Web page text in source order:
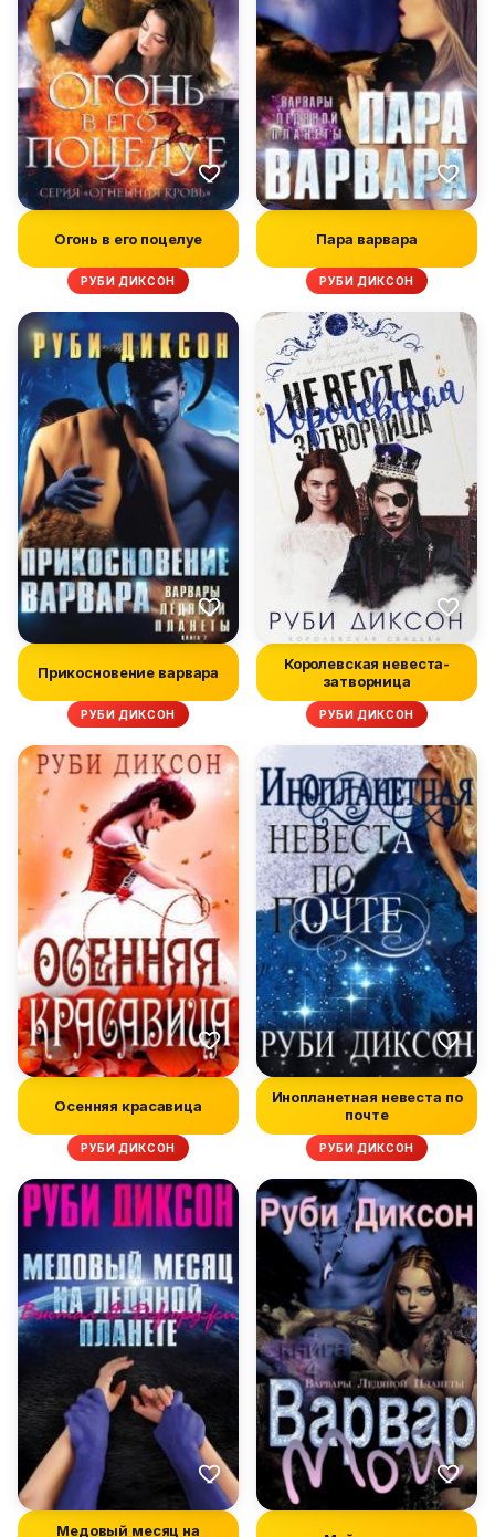
Огонь в его поцелуе
РУБИ ДИКСОН
Пара варвара
РУБИ ДИКСОН
Прикосновение варвара
РУБИ ДИКСОН
Королевская невеста-
затворница
РУБИ ДИКСОН
Осенняя красавица
РУБИ ДИКСОН
Инопланетная невеста по
почте
РУБИ ДИКСОН
Медовый месяц на